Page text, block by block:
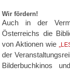
Wir fördern!
Auch in der
Österreichs die
von Aktionen wie
der
Bilderbuchkinos